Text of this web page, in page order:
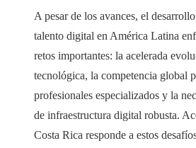
A pesar de los avances, el
talento digital en América Latina
retos importantes: la acelerada
tecnológica, la competencia global
profesionales especializados y la
de infraestructura digital robusta.
Costa Rica responde a estos